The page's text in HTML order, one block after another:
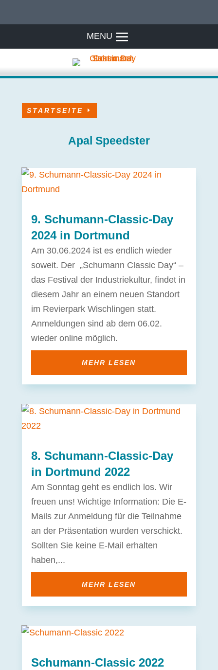
STARTSEITE
Apal Speedster
9. Schumann-Classic-Day
2024 in Dortmund
Am 30.06.2024 ist es endlich wieder
soweit. Der „Schumann Classic Day“ –
das Festival der Industriekultur, findet in
diesem Jahr an einem neuen Standort
im Revierpark Wischlingen statt.
Anmeldungen sind ab dem 06.02.
wieder online möglich.
MEHR LESEN
8. Schumann-Classic-Day
in Dortmund 2022
Am Sonntag geht es endlich los. Wir
freuen uns! Wichtige Information: Die E-
Mails zur Anmeldung für die Teilnahme
an der Präsentation wurden verschickt.
Sollten Sie keine E-Mail erhalten
haben,...
MEHR LESEN
Schumann-Classic 2022